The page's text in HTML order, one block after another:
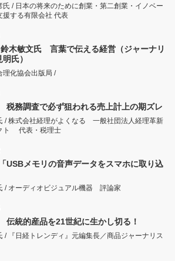
氏 / 日本の将来のために創業・第二創業・イノベー
援する有限会社 代表
鈴木敏文氏 言葉で伝える経営（ジャーナリ
氏）
理化協会出版局 /
務調査で必ず狙われる売上計上の期ズレ
/ 株式会社経理がよくなる 一般社団法人経理革新
ト 代表・税理士
USBメモリの音声データをスマホに取り込
/ オーディオビジュアル機器 評論家
統的産品を21世紀に生かし切る！
『日経トレンディ』元編集長／商品ジャーナリス